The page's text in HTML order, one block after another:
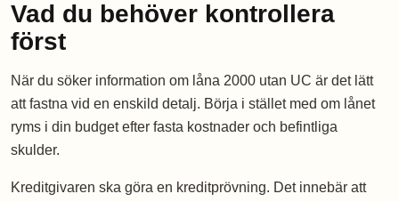
Vad du behöver kontrollera
först
När du söker information om låna 2000 utan UC är det lätt
att fastna vid en enskild detalj. Börja i stället med om lånet
ryms i din budget efter fasta kostnader och befintliga
skulder.
Kreditgivaren ska göra en kreditprövning. Det innebär att